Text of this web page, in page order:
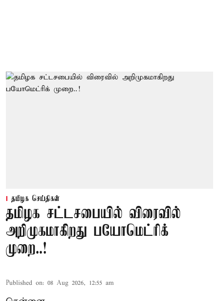
தமிழக செய்திகள்
தமிழக சட்டசபையில் விரைவில்
அறிமுகமாகிறது பயோமெட்ரிக்
முறை..!
Published on: 08 Aug 2026, 12:55 am